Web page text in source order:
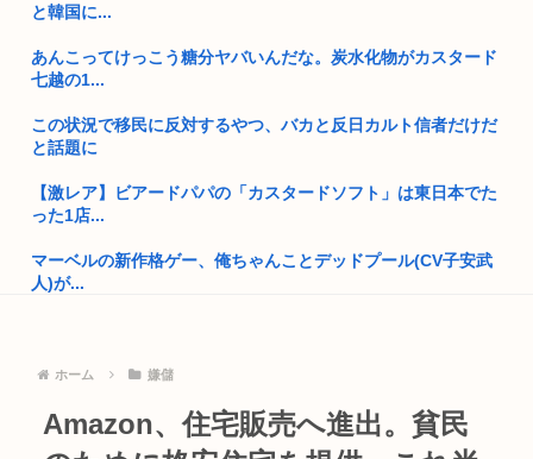
15歳少女に性的暴行した54歳、明らかにケンモメン
30代独身男性のお盆休みwww
今だからこそスト2くらいシンプルな格ゲーを作って格ゲー人
口を増や...
ジャンポケ斉藤の弁護士「ロケバスには運転手いた。常識的に
考えてフ...
「飯塚幸三は上級国民だから逮捕されない」は間違いだった…
むしろ飯...
され...
と韓国に...
あんこってけっこう糖分ヤバいんだな。炭水化物がカスタード
七越の1...
この状況で移民に反対するやつ、バカと反日カルト信者だけだ
と話題に
【激レア】ビアードパパの「カスタードソフト」は東日本でた
った1店...
マーベルの新作格ゲー、俺ちゃんことデッドプール(CV子安武
人)が...
中学生の射精ってすごいな
X「B’z、ミスチル、サザン、ドリカム、スピッツがまだ現役な
ホーム 嫌儲
Amazon、住宅販売へ進出。貧民